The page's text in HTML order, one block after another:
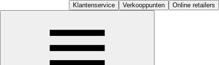
Klantenservice Verkooppunten Online retailers